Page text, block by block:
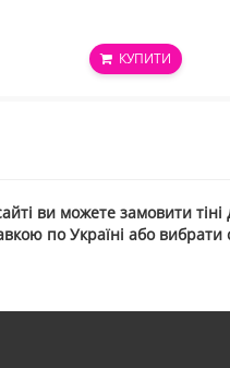
КУПИТИ
ви можете замовити тіні
по Україні або вибрати